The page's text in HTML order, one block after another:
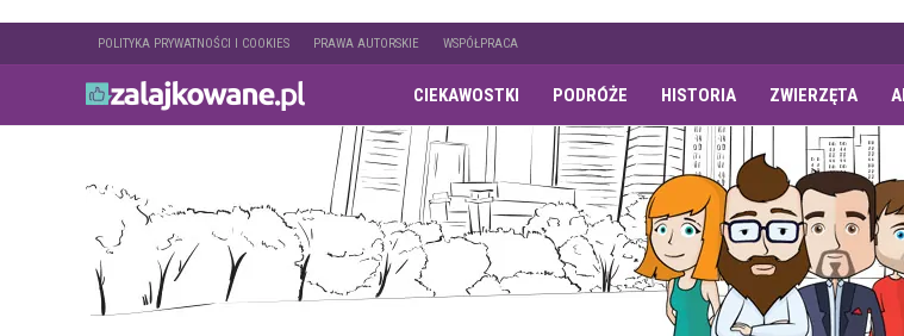
POLITYKA PRYWATNOŚCI I COOKIES PRAWA AUTORSKIE WSPÓŁPRACA
CIEKAWOSTKI PODRÓŻE HISTORIA ZWIERZĘTA